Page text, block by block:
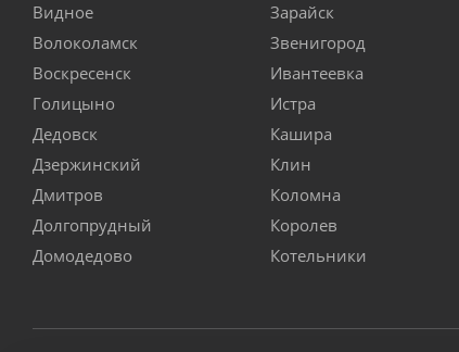
Видное
Волоколамск
Воскресенск
Голицыно
Дедовск
Дзержинский
Дмитров
Долгопрудный
Домодедово
Зарайск
Звенигород
Ивантеевка
Истра
Кашира
Клин
Коломна
Королев
Котельники